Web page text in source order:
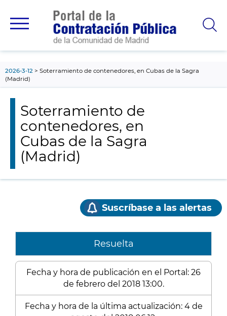
principal
2026-3-12
Soterramiento de contenedores, en Cubas de la Sagra
(Madrid)
Soterramiento de
contenedores, en
Cubas de la Sagra
(Madrid)
Suscríbase a las alertas
Resuelta
Fecha y hora de publicación en el Portal: 26
de febrero del 2018 13:00.
Fecha y hora de la última actualización: 4 de